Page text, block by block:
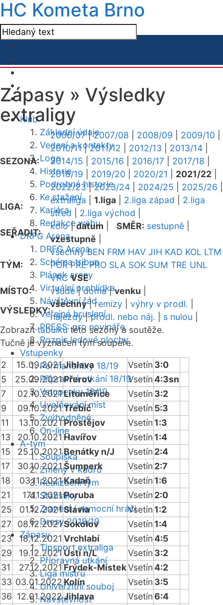
HC Kometa Brno
Klub
Základní údaje
Vedení a kontakty
Logo
Historie
Podrobná historie
Ke stažení
Kariéra
Redakce webu
DRFG Arena
DRFG Arena
Schéma tribun
Plánek areny
Virtuální prohlídka
Návštěvní řád
Veřejné bruslení
PRESS: pro novináře
Rozpis ledové plochy
Vstupenky
Permanentky 18/19
Přípravná utkání 18/19
Vstupenky 18/19
Uvolňování míst
Zvýhodněné
On-line
A-tým
Soupiska
Změny v kádru
Realizační tým
Statistiky
Zranění / nemocní hráči
Dresy 2018/19
Zápasy
Tipsport extraliga
Přípravná utkání
Liga mistrů
Univerzitní souboj
Návštěvnost
Zápasy » Výsledky
extraligy
SEZONA:
2006/07|2007/08 2008/09 2009/10
2010/11|2011/12 2012/13 2013/14
2014/15
2015/16 2016/17 2017/18
2018/19
2019/20 2020/21 2021/22
2022/23|2023/24 2024/25 2025/26
LIGA:
extraliga 1.liga 2.liga západ
2.liga
střed
2.liga východ
SEŘADIT:
kolo|datum SMĚR: sestupně
vzestupně
TÝM:
všechny BEN FRM HAV JIH KAD KOL LTM
POR PRE PRO SLA SOK SUM TRE UNL
VRC VSE
MÍSTO:
všude|doma|venku
VÝSLEDKY:
všechny|remízy výhry v prodl.
nájezdy|prodl. nebo náj. s nulou
Zobrazittabulkutéto sezóny a soutěže.
Tučně je vyznačen tým soupeře.
2 15.09.2021Jihlava Vsetín 3:0
5
25.09.2021Přerov Vsetín4:3sn
7
02.10.2021Litoměřice Vsetín 3:2
9
09.10.2021 Třebíč Vsetín 5:3
11
13.10.2021Prostějov Vsetín 1:3
13
20.10.2021 Havířov Vsetín 1:4
15
25.10.2021Benátky n/J Vsetín 2:4
17
30.10.2021Šumperk Vsetín 2:7
18
03.11.2021Kadaň Vsetín 1:6
21
17.11.2021Poruba Vsetín 2:0
25
01.12.2021Slavia Vsetín 1:2
27
08.12.2021Sokolov Vsetín 1:4
23
18.12.2021 Vrchlabí Vsetín4:5
29
19.12.2021Ústí n/L Vsetín 3:2
31
27.12.2021Frýdek-MístekVsetín4:2
33 03.01.2022 Kolín Vsetín 3:5
36 12.01.2022Jihlava Vsetín6:4